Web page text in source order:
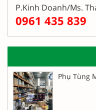
P.Kinh Doanh/Ms.
0961 435 839
Phụ Tùng